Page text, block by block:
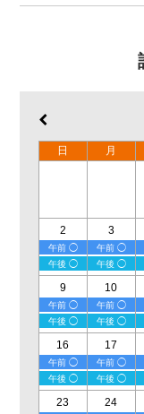
日 月
2
午前 ◯
午後 ◯
3
午前 ◯
午後 ◯
9
午前 ◯
午後 ◯
10
午前 ◯
午後 ◯
16
午前 ◯
午後 ◯
17
午前 ◯
午後 ◯
23 24